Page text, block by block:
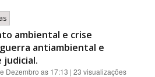
ambiental e crise
antiambiental e
judicial.
Dezembro as 17:13 | 23 visualizações